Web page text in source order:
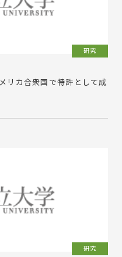
研究
リカ合衆国で特許として成
研究